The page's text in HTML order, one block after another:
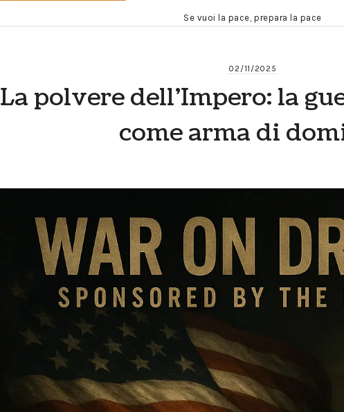
Se vuoi la pace, prepara la pace
02/11/2025
La polvere dell’Impero: la
come arma di